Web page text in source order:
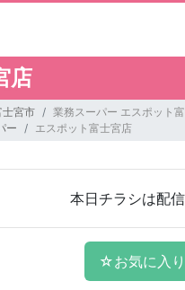
店
士宮市
業務スーパー エスポット
ー エスポット富士宮店
本日チラシは配